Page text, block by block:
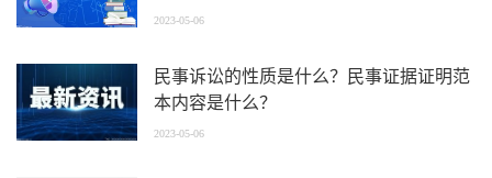
2023-05-06
民事诉讼的性质是什么？民事证据证明范
本内容是什么？
2023-05-06